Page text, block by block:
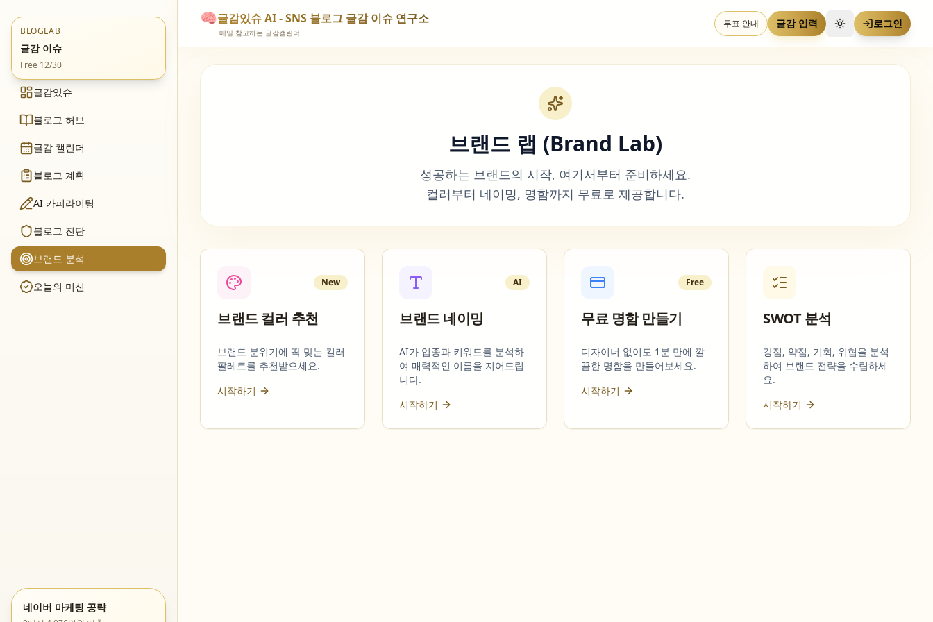
BLOGLAB
글감 이슈
Free 12/30
글감있슈
블로그 허브
글감 캘린더
블로그 계획
AI 카피라이팅
블로그 진단
브랜드 분석
오늘의 미션
네이버 마케팅 공략
🧠글감있슈 AI - SNS 블로그 글감 이슈 연구소
매일 참고하는 글감캘린더
투표 안내 글감 입력 테마 전환로그인
브랜드 랩 (Brand Lab)
성공하는 브랜드의 시작, 여기서부터 준비하세요.
컬러부터 네이밍, 명함까지 무료로 제공합니다.
New
브랜드 컬러 추천
브랜드 분위기에 딱 맞는 컬러
팔레트를 추천받으세요.
시작하기
AI
브랜드 네이밍
AI가 업종과 키워드를 분석하
여 매력적인 이름을 지어드립
니다.
시작하기
Free
무료 명함 만들기
디자이너 없이도 1분 만에 깔
끔한 명함을 만들어보세요.
시작하기
SWOT 분석
강점, 약점, 기회, 위협을 분석
하여 브랜드 전략을 수립하세
요.
시작하기